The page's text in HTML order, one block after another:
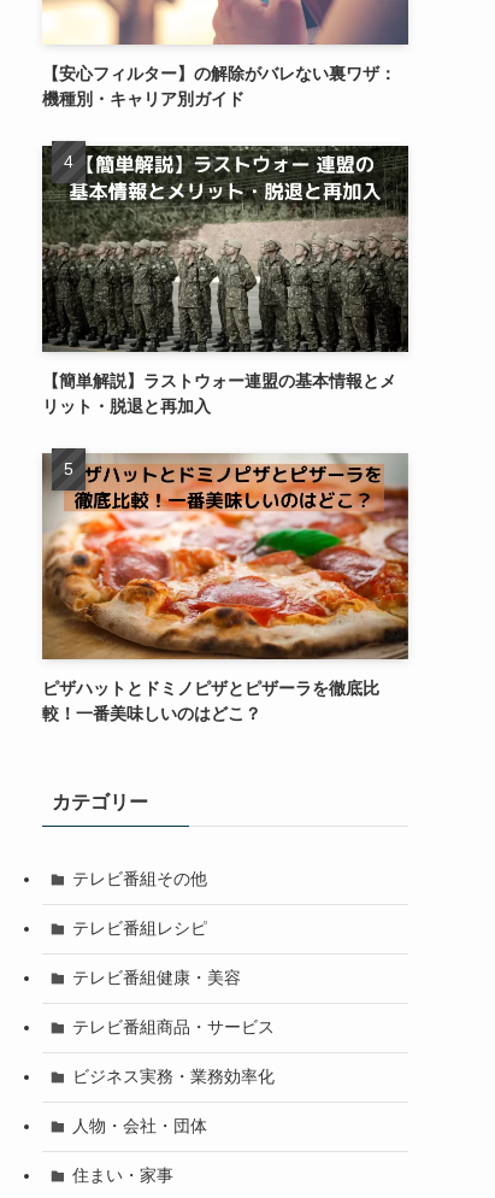
【安心フィルター】の解除がバレない裏ワザ：
機種別・キャリア別ガイド
【簡単解説】ラストウォー連盟の基本情報とメ
リット・脱退と再加入
ピザハットとドミノピザとピザーラを徹底比
較！一番美味しいのはどこ？
カテゴリー
テレビ番組その他
テレビ番組レシピ
テレビ番組健康・美容
テレビ番組商品・サービス
ビジネス実務・業務効率化
人物・会社・団体
住まい・家事